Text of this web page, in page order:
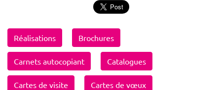
Réalisations Brochures
Carnets autocopiant Catalogues
Cartes de visite Cartes de vœux